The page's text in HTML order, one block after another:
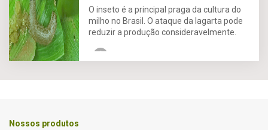
O inseto é a principal praga da cultura do
milho no Brasil. O ataque da lagarta pode
reduzir a produção consideravelmente.
Nossos produtos